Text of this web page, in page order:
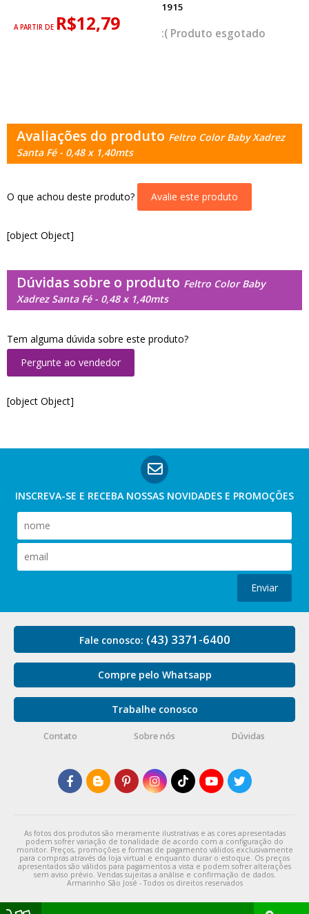
A PARTIR DE R$12,79
1915
esgotado
Avaliações do produto Feltro Color Baby Xadrez
Santa Fé - 0,48 x 1,40mts
O que achou deste produto? Avalie este produto
[object Object]
Dúvidas sobre o produto Feltro Color Baby
Xadrez Santa Fé - 0,48 x 1,40mts
Tem alguma dúvida sobre este produto?
Pergunte ao vendedor
[object Object]
INSCREVA-SE E RECEBA NOSSAS NOVIDADES E PROMOÇÕES
Enviar
Fale conosco: (43) 3371-6400
Compre pelo Whatsapp
Trabalhe conosco
Contato Sobre nós Dúvidas
As fotos dos produtos são meramente ilustrativas e as cores apresentadas
podem sofrer variação de tonalidade de acordo com a configuração do
monitor. Preços, promoções e formas de pagamento válidos exclusivamente
para compras através da loja virtual e enquanto durar o estoque. Os preços
apresentados são válidos para pagamentos a vista e podem sofrer alterações
sem aviso prévio. Vendas sujeitas a análise e confirmação de dados.
Armarinho São José - Todos os direitos reservados